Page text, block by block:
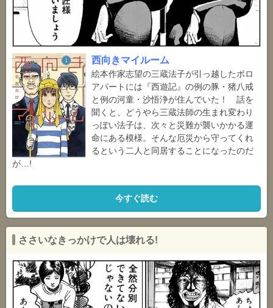
西向きマイルーム
絵本作家志望の三蔵法子が引っ越したボロ
アパートには『西遊記』の例の豚・猪八戒
と例の河童・沙悟浄が住んでいた！ 話を
聞くと、どうやら三蔵法師の生まれ変わり
っぽい法子は、次々と災難が襲いかかる運
命にある模様。そんな厄災から守ってくれ
るという二人と同居することになったのだ
が…!
今すぐ読む
ささいなきっかけで人は壊れる!